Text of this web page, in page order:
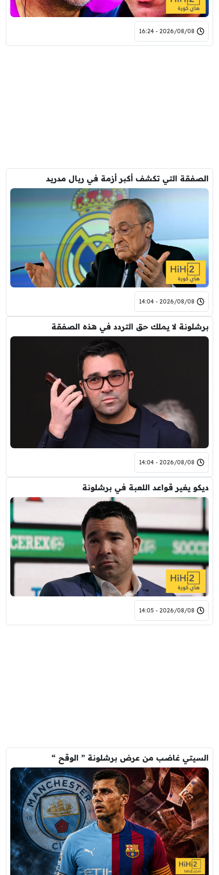
2026/08/08 - 16:24
الصفقة التي تكشف أكبر أزمة في ريال مدريد
2026/08/08 - 14:04
برشلونة لا يملك حق التردد في هذه الصفقة
2026/08/08 - 14:04
ديكو يغير قواعد اللعبة في برشلونة
2026/08/08 - 14:05
السيتي غاضب من عرض برشلونة ” الوقح “